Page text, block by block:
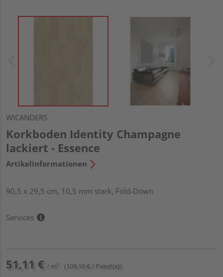
WICANDERS
Korkboden Identity Champagne
lackiert - Essence
Artikelinformationen
90,5 x 29,5 cm, 10,5 mm stark, Fold-Down
Services
51,11 € / m² (109,16 € / Paket(e))